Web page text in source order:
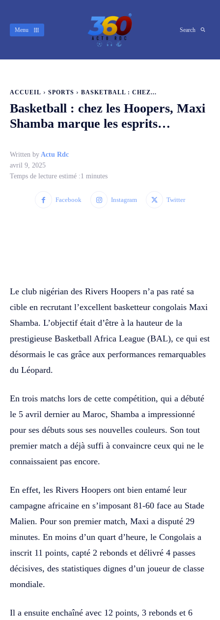
Menu Search
ACCUEIL SPORTS BASKETBALL : CHEZ...
Basketball : chez les Hoopers, Maxi
Shamba marque les esprits…
Written by Actu Rdc
avril 9, 2025
Temps de lecture estimé :1 minutes
Facebook Instagram Twitter
Le club nigérian des Rivers Hoopers n’a pas raté sa
cible en recrutant l’excellent basketteur congolais Maxi
Shamba. L’objectif était d’être à la hauteur de la
prestigieuse Basketball Africa League (BAL), ce qui est
désormais le cas grâce aux performances remarquables
du Léopard.
En trois matchs lors de cette compétition, qui a débuté
le 5 avril dernier au Maroc, Shamba a impressionné
pour ses débuts sous ses nouvelles couleurs. Son tout
premier match a déjà suffi à convaincre ceux qui ne le
connaissaient pas encore.
En effet, les Rivers Hoopers ont bien entamé leur
campagne africaine en s’imposant 81-60 face au Stade
Malien. Pour son premier match, Maxi a disputé 29
minutes. En moins d’un quart d’heure, le Congolais a
inscrit 11 points, capté 2 rebonds et délivré 4 passes
décisives, des statistiques dignes d’un joueur de classe
mondiale.
Il a ensuite enchaîné avec 12 points, 3 rebonds et 6